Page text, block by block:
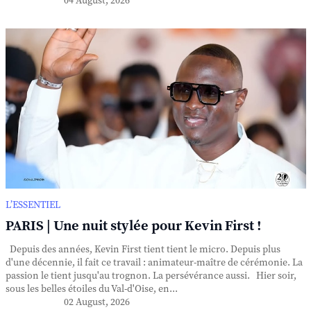
L’ESSENTIEL
PARIS | Une nuit stylée pour Kevin First !
Depuis des années, Kevin First tient tient le micro. Depuis plus
d'une décennie, il fait ce travail : animateur-maître de cérémonie. La
passion le tient jusqu'au trognon. La persévérance aussi. Hier soir,
sous les belles étoiles du Val-d'Oise, en...
02 August, 2026